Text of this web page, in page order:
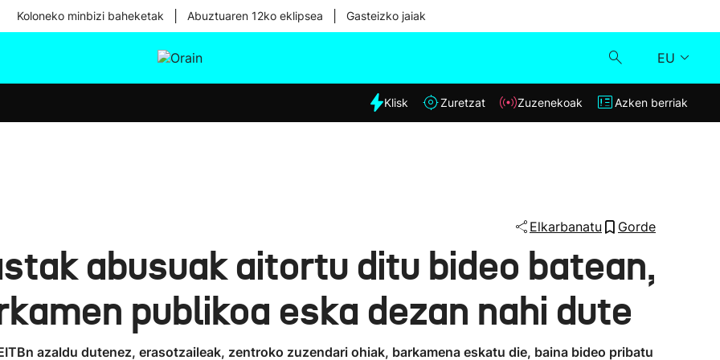
Koloneko minbizi baheketak Abuztuaren 12ko eklipsea Gasteizko jaiak
EU
Eguraldia
Klisk
Azken berriak
Klisk Zuretzat Zuzenekoak Azken berriak
Elkarbanatu Gorde
abusuak aitortu ditu bideo batean,
publikoa eska dezan nahi dute
azaldu dutenez, erasotzaileak, zentroko zuzendari ohiak, barkamena eskatu die, baina bideo pribatu